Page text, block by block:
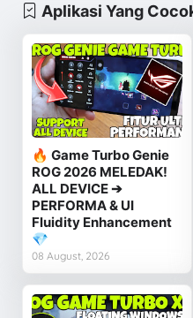
Aplikasi Yang
🔥 Game Turbo Genie
ROG 2026 MELEDAK!
ALL DEVICE ➔
PERFORMA & UI
Fluidity Enhancement
💎
08 August, 2026